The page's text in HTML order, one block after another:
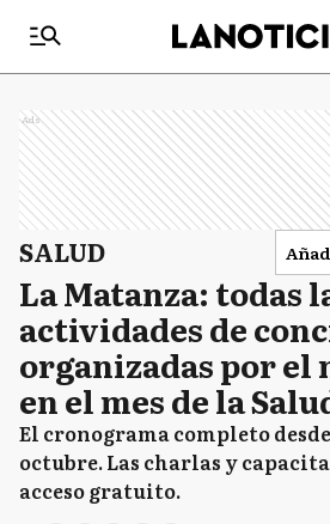
Ads
SALUD
La Matanza: todas
actividades de
organizadas por
en el mes de la
El cronograma completo desde
octubre. Las charlas y
acceso gratuito.